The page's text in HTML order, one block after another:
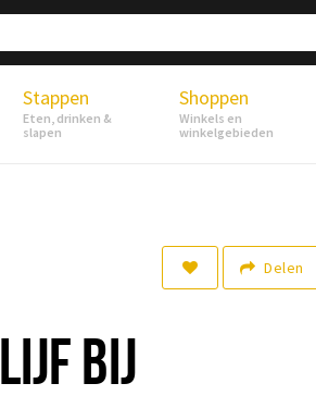
Stappen
Eten, drinken &
slapen
Shoppen
Winkels en
winkelgebieden
Delen
BIJ